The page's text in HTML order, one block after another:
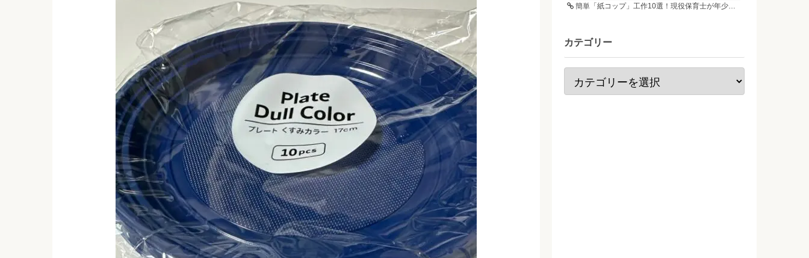
簡単「紙コップ」工作10選！現役保育士が年少さんも作れる工作＆遊び方を紹介
カテゴリー